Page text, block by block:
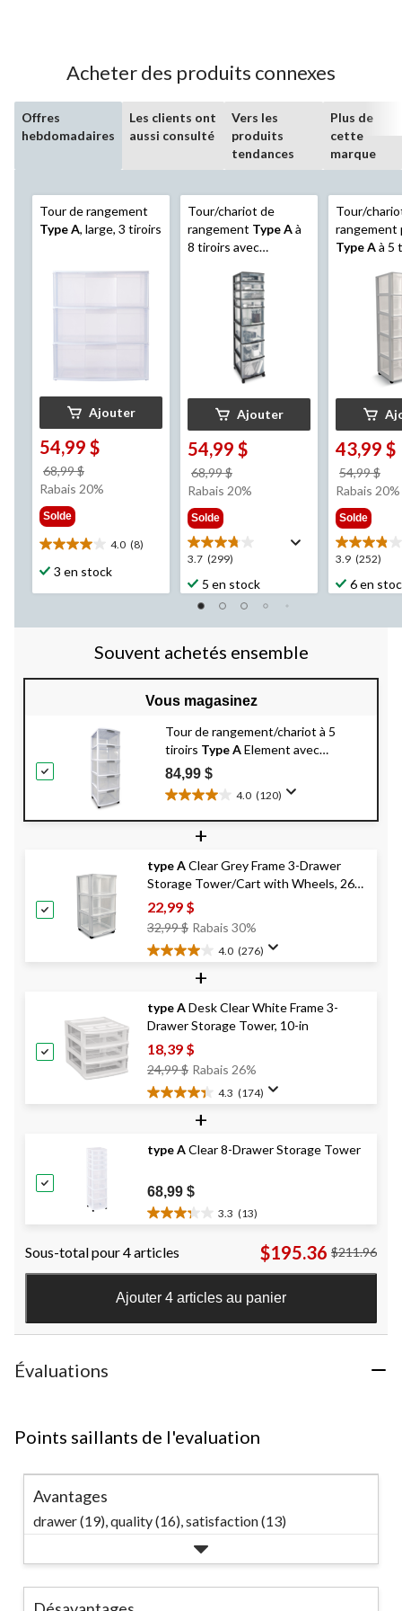
Acheter des produits connexes
Offres
hebdomadaires
Les clients ont
aussi consulté
Vers les
produits
tendances
Plus de
cette
marque
Tour de rangement
Type A, large, 3 tiroirs
Ajouter
54,99 $
68,99 $
était
Rabais 20%
Solde
4.0 (8)
4.0
étoile(s)
3 en stock
Tour/chariot de
rangement Type Aà
8 tiroirs avec
transparent, 46 po
Ajouter
54,99 $
68,99 $
était
Rabais 20%
Solde
3.7 (299)
3.7
étoile(s)
sur
5.
299
évaluations
5 en stock
Tour/
rangement
Type Aà 5
gris clair,
43,99 $
54,99 $
Rabais 20%
Solde
3.9 (252)
3.9
étoile(s)
sur
252
6 en
Souvent achetés ensemble
Vous magasinez
Tour de rangement/chariot à 5
tiroirs Type AElement avec
roulettes, cadre blanc verrouillable,
26 po
84,99 $
4.0 (120)
4.0
étoile(s)
120
évaluations
+
type AClear Grey Frame 3-Drawer
Storage Tower/Cart with Wheels, 26-
in
22,99 $
32,99 $ Prix
Était
Rabais 30%
4.0 (276)
4.0
étoile(s)
5.
276
évaluations
+
type ADesk Clear White Frame 3-
Drawer Storage Tower, 10-in
18,39 $
24,99 $ Prix
Était
Rabais 26%
4.3 (174)
4.3
étoile(s)
5.
évaluations
+
type AClear 8-Drawer Storage Tower
68,99 $
3.3 (13)
3.3
sur
5.
13
évaluations
Sous-total pour 4 articles $195.36 $211.96
Ajouter 4 articles au panier
Évaluations
Points saillants de l'evaluation
Avantages
drawer (19),quality (16),satisfaction (13)